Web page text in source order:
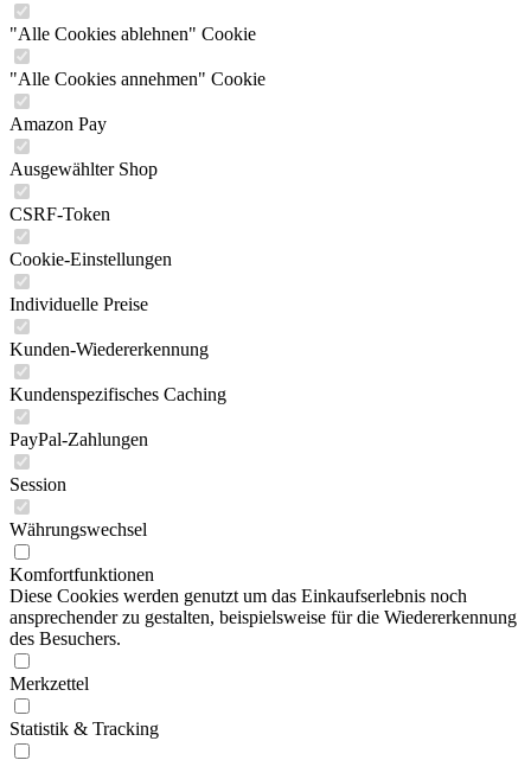
"Alle Cookies ablehnen" Cookie
"Alle Cookies annehmen" Cookie
Amazon Pay
Ausgewählter Shop
CSRF-Token
Cookie-Einstellungen
Individuelle Preise
Kunden-Wiedererkennung
Kundenspezifisches Caching
PayPal-Zahlungen
Session
Währungswechsel
Komfortfunktionen
Diese Cookies werden genutzt um das Einkaufserlebnis noch
ansprechender zu gestalten, beispielsweise für die Wiedererkennung
des Besuchers.
Merkzettel
Statistik & Tracking